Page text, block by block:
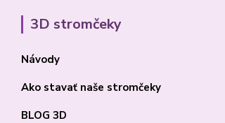
3D stromčeky
Návody
Ako stavať naše stromčeky
BLOG 3D